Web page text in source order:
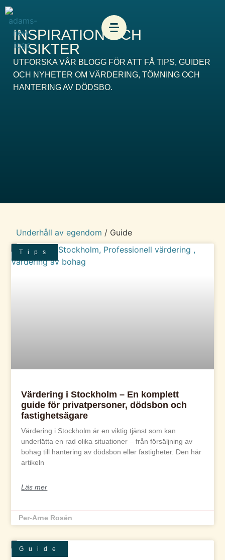
INSPIRATION OCH
INSIKTER
UTFORSKA VÅR BLOGG FÖR ATT FÅ TIPS, GUIDER
OCH NYHETER OM VÄRDERING, TÖMNING OCH
HANTERING AV DÖDSBO.
Underhåll av egendom / Guide
Tips
Värdering i Stockholm – En komplett
guide för privatpersoner, dödsbon och
fastighetsägare
Värdering i Stockholm är en viktig tjänst som kan
underlätta en rad olika situationer – från försäljning av
bohag till hantering av dödsbon eller fastigheter. Den här
artikeln
Läs mer
Per-Arne Rosén
Guide